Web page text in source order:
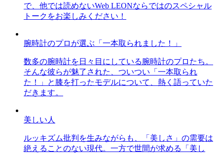
で、他では読めないWeb LEONならではのスペシャル
トークをお楽しみください！
腕時計のプロが選ぶ「一本取られました！」
数多の腕時計を日々目にしている腕時計のプロたち。
そんな彼らが魅了された、ついつい「一本取られ
た！」と膝を打ったモデルについて、熱く語っていた
だきます。
美しい人
ルッキズム批判を生みながらも、「美しさ」の需要は
絶えることのない現代。一方で世間が求める「美し